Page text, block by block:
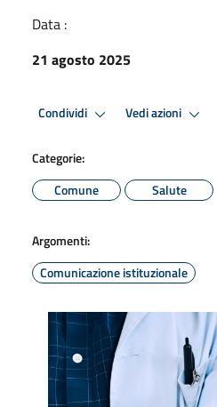
Data :
21 agosto 2025
Condividi Vedi azioni
Categorie:
Comune
Salute
Argomenti:
Comunicazione istituzionale